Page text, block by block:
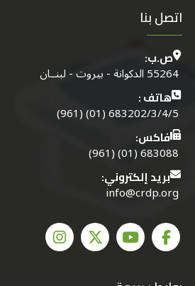
اتصل بنا
ص.ب:
55264 الدكوانة - بيروت - لبنــان
هاتف :
683202/3/4/5 (01) (961)
فاكس:
683088 (01) (961)
بريد إلكتروني:
info@crdp.org